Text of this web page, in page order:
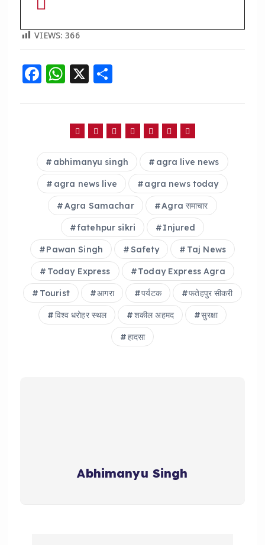
VIEWS: 366
F
c
b
o
o
k
W
a
ts
A
p
p
X
a
re
abhimanyu singh agra live news
agra news live agra news today
Agra Samachar Agra समाचार
fatehpur sikri Injured
Pawan Singh Safety Taj News
Today Express Today Express Agra
Tourist आगरा पर्यटक फतेहपुर सीकरी
विश्व धरोहर स्थल शकील अहमद सुरक्षा
हादसा
Abhimanyu Singh